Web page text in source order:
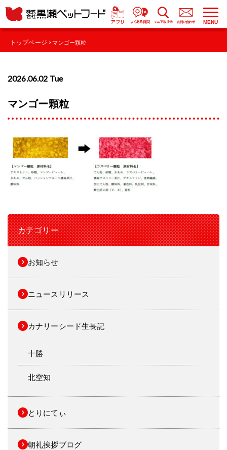
MENU
トップページ > マンゴー顆粒
2026.06.02 Tue
マンゴー顆粒
カテゴリー
お知らせ
ニュースリリース
カナリーシード生長記
十勝
北空知
とりにてぃ
朝礼挨拶ブログ